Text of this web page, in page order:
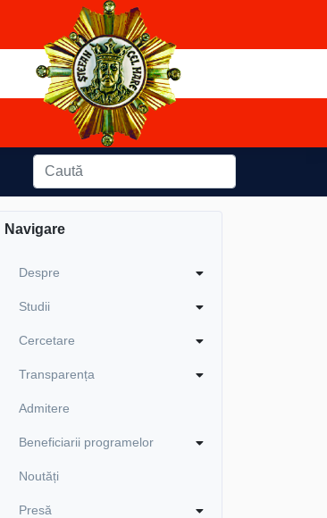
Navigare
Despre
Studii
Cercetare
Transparența
Admitere
Beneficiarii programelor
Noutăți
Presă